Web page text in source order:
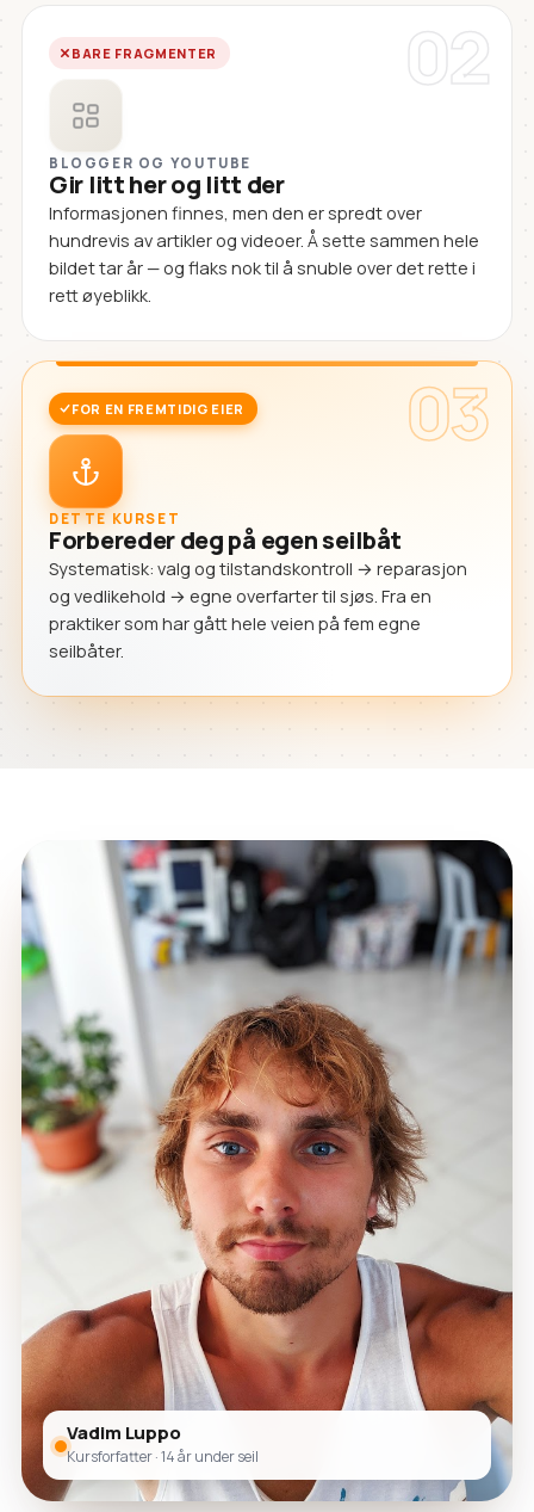
02
BARE FRAGMENTER
BLOGGER OG YOUTUBE
Gir litt her og litt der
Informasjonen finnes, men den er spredt over
hundrevis av artikler og videoer. Å sette sammen hele
bildet tar år — og flaks nok til å snuble over det rette i
rett øyeblikk.
03
FOR EN FREMTIDIG EIER
DETTE KURSET
Forbereder deg på egen seilbåt
Systematisk: valg og tilstandskontroll → reparasjon
og vedlikehold → egne overfarter til sjøs. Fra en
praktiker som har gått hele veien på fem egne
seilbåter.
Vadim Luppo
Kursforfatter · 14 år under seil